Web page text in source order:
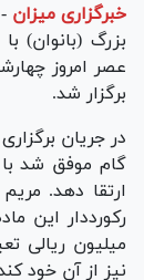
خبرگزاری میزان -
برگزار شد.
در جریان
میلیون ریالی
نیز از آن خود